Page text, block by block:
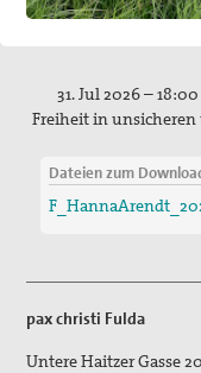
31. Jul 2026 –
Freiheit in
Dateien zum
pax christi Fulda
Untere Haitzer Gasse 20